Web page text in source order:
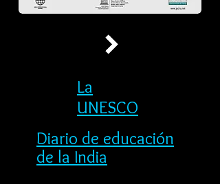
La
UNESCO
Diario de educación
de la India